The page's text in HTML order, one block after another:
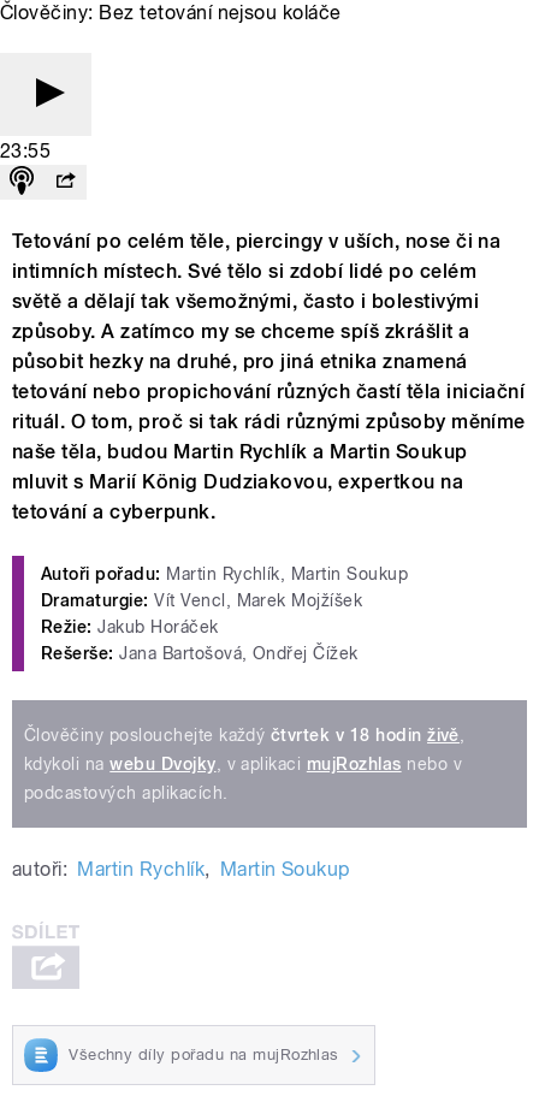
Člověčiny: Bez tetování nejsou koláče
23:55
Tetování po celém těle, piercingy v uších, nose či na
intimních místech. Své tělo si zdobí lidé po celém
světě a dělají tak všemožnými, často i bolestivými
způsoby. A zatímco my se chceme spíš zkrášlit a
působit hezky na druhé, pro jiná etnika znamená
tetování nebo propichování různých častí těla iniciační
rituál. O tom, proč si tak rádi různými způsoby měníme
naše těla, budou Martin Rychlík a Martin Soukup
mluvit s Marií König Dudziakovou, expertkou na
tetování a cyberpunk.
Autoři pořadu: Martin Rychlík, Martin Soukup
Dramaturgie: Vít Vencl, Marek Mojžíšek
Režie: Jakub Horáček
Rešerše: Jana Bartošová, Ondřej Čížek
Člověčiny poslouchejte každý čtvrtek v 18 hodin živě,
kdykoli nawebu Dvojky, v aplikaci mujRozhlas nebo v
podcastových aplikacích.
autoři: Martin Rychlík, Martin Soukup
Všechny díly pořadu na mujRozhlas